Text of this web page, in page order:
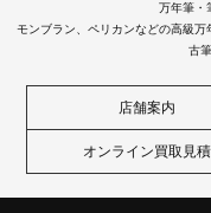
万年筆・
モンブラン、ペリカンなどの高級
古
店舗案内
オンライン買取見積